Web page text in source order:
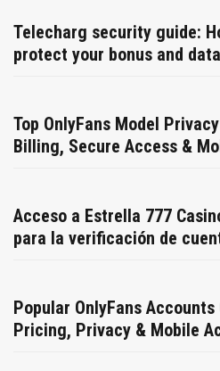
Telecharg security guide:
protect your bonus and data
Top OnlyFans Model
Billing, Secure Access &
Acceso a Estrella 777
para la verificación de
Popular OnlyFans
Pricing, Privacy & Mobile